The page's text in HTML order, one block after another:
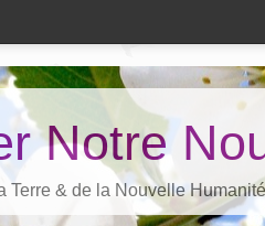
Notre
Terre & de la Nouvelle Humanité